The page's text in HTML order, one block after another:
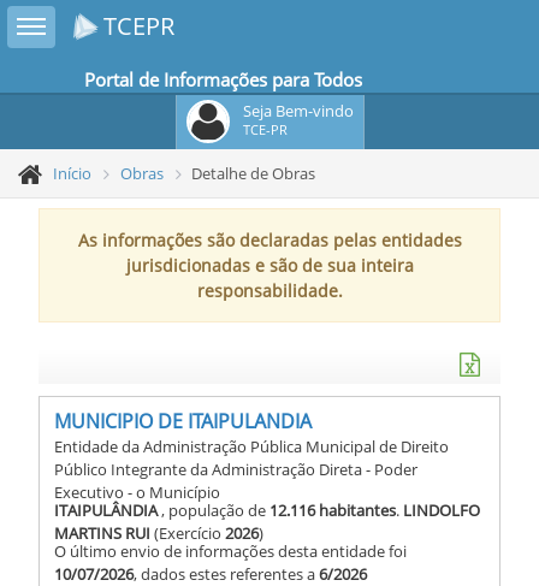
Toggle sidebar TCEPR
Portal de Informações para Todos
Seja Bem-vindo
TCE-PR
Início Obras Detalhe de Obras
As informações são declaradas pelas entidades
jurisdicionadas e são de sua inteira
responsabilidade.
MUNICIPIO DE ITAIPULANDIA
Entidade da Administração Pública Municipal de Direito
Público Integrante da Administração Direta - Poder
Executivo - o Município
ITAIPULÂNDIA, população de 12.116 habitantes. LINDOLFO
MARTINS RUI (Exercício 2026)
O último envio de informações desta entidade foi
10/07/2026, dados estes referentes a6/2026